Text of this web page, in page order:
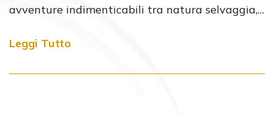
avventure indimenticabili tra natura selvaggia,…
Leggi Tutto